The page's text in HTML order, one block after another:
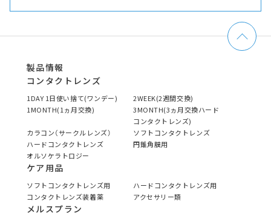
製品情報
コンタクトレンズ
1DAY 1日使い捨て(ワンデー)
2WEEK(2週間交換)
1MONTH(1ヵ月交換)
3MONTH(3ヵ月交換ハード
コンタクトレンズ)
カラコン（サークルレンズ）
ソフトコンタクトレンズ
ハードコンタクトレンズ
円錐角膜用
オルソケラトロジー
ケア用品
ソフトコンタクトレンズ用
ハードコンタクトレンズ用
コンタクトレンズ装着薬
アクセサリー類
メルスプラン